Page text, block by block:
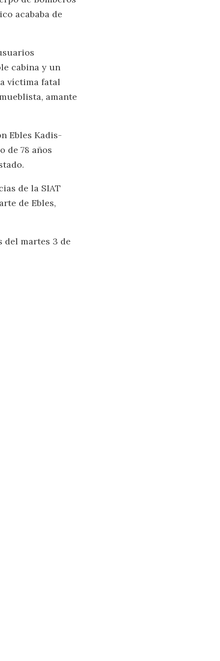
acababa de
cabina y un
víctima fatal
amante
Ebles Kadis-
de 78 años
de la SIAT
de Ebles,
del martes 3 de